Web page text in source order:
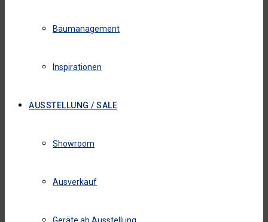
Baumanagement
Inspirationen
AUSSTELLUNG / SALE
Showroom
Ausverkauf